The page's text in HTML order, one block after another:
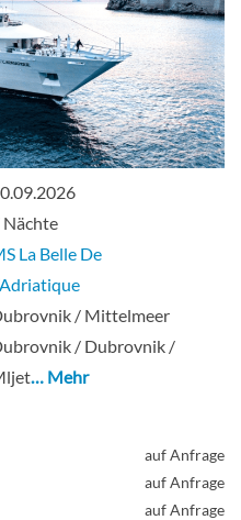
Nächte
La Belle De
/ Mittelmeer
/ Dubrovnik /
… Mehr
auf Anfrage
auf Anfrage
auf Anfrage